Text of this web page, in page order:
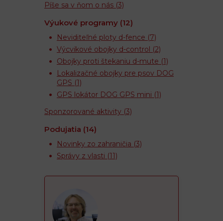
Píše sa v ňom o nás (3)
Výukové programy (12)
Neviditeľné ploty d-fence (7)
Výcvikové obojky d-control (2)
Obojky proti štekaniu d-mute (1)
Lokalizačné obojky pre psov DOG
GPS (1)
GPS lokátor DOG GPS mini (1)
Sponzorované aktivity (3)
Podujatia (14)
Novinky zo zahraničia (3)
Správy z vlasti (11)